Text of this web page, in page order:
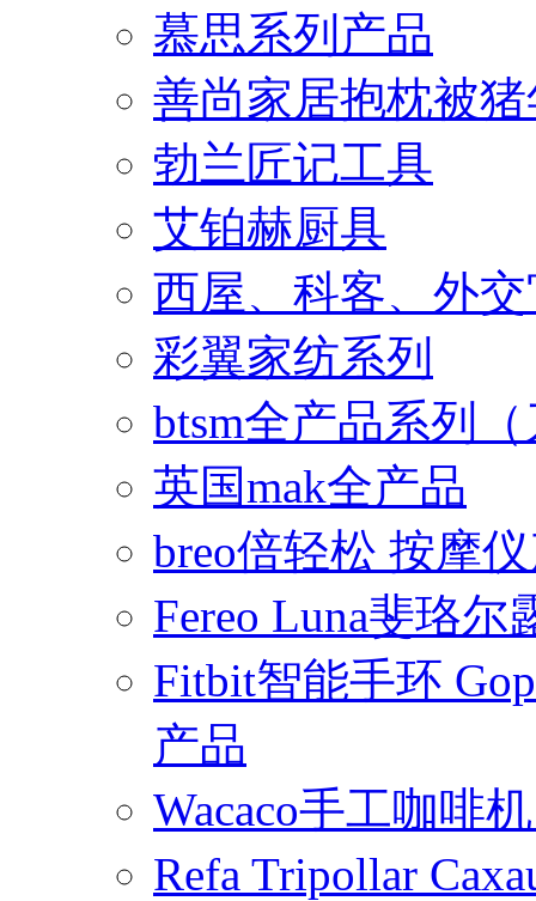
慕思系列产品
善尚家居抱枕被
勃兰匠记工具
艾铂赫厨具
西屋、科客、外
彩翼家纺系列
btsm全产品系列
英国mak全产品
breo倍轻松 按摩
Fereo Luna斐珞
Fitbit智能手环
产品
Wacaco手工咖啡
Refa Tripollar